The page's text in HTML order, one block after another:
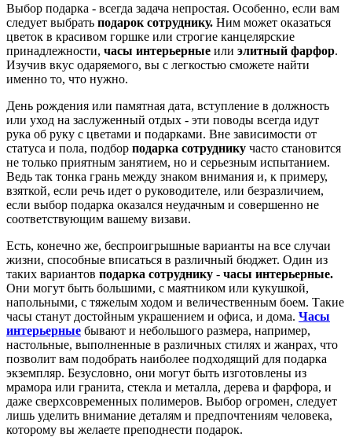
Выбор подарка - всегда задача непростая. Особенно, если вам
следует выбрать подарок сотруднику. Ним может оказаться
цветок в красивом горшке или строгие канцелярские
принадлежности, часы интерьерные или элитный фарфор.
Изучив вкус одаряемого, вы с легкостью сможете найти
именно то, что нужно.
День рождения или памятная дата, вступление в должность
или уход на заслуженный отдых - эти поводы всегда идут
рука об руку с цветами и подарками. Вне зависимости от
статуса и пола, подбор подарка сотруднику часто становится
не только приятным занятием, но и серьезным испытанием.
Ведь так тонка грань между знаком внимания и, к примеру,
взяткой, если речь идет о руководителе, или безразличием,
если выбор подарка оказался неудачным и совершенно не
соответствующим вашему визави.
Есть, конечно же, беспроигрышные варианты на все случаи
жизни, способные вписаться в различный бюджет. Один из
таких вариантов подарка сотруднику - часы интерьерные.
Они могут быть большими, с маятником или кукушкой,
напольными, с тяжелым ходом и величественным боем. Такие
часы станут достойным украшением и офиса, и дома. Часы
интерьерные бывают и небольшого размера, например,
настольные, выполненные в различных стилях и жанрах, что
позволит вам подобрать наиболее подходящий для подарка
экземпляр. Безусловно, они могут быть изготовлены из
мрамора или гранита, стекла и металла, дерева и фарфора, и
даже сверхсовременных полимеров. Выбор огромен, следует
лишь уделить внимание деталям и предпочтениям человека,
которому вы желаете преподнести подарок.